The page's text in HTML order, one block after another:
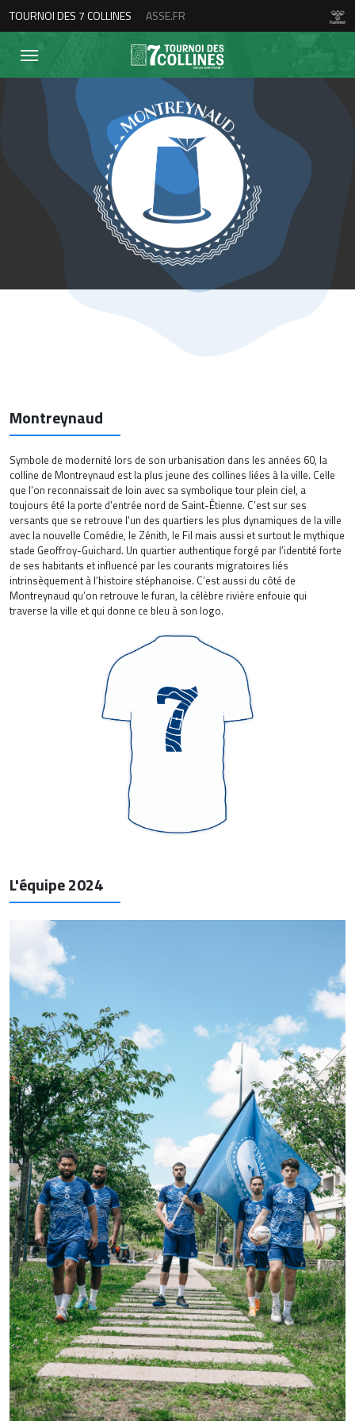
TOURNOI DES 7 COLLINES ASSE.FR
Montreynaud
Symbole de modernité lors de son urbanisation dans les années 60, la
colline de Montreynaud est la plus jeune des collines liées à la ville. Celle
que l’on reconnaissait de loin avec sa symbolique tour plein ciel, a
toujours été la porte d’entrée nord de Saint-Étienne. C’est sur ses
versants que se retrouve l’un des quartiers les plus dynamiques de la ville
avec la nouvelle Comédie, le Zénith, le Fil mais aussi et surtout le mythique
stade Geoffroy-Guichard. Un quartier authentique forgé par l’identité forte
de ses habitants et influencé par les courants migratoires liés
intrinsèquement à l’histoire stéphanoise. C’est aussi du côté de
Montreynaud qu’on retrouve le furan, la célèbre rivière enfouie qui
traverse la ville et qui donne ce bleu à son logo.
L'équipe 2024